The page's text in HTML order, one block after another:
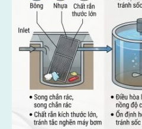
Gia
Cho
Chung
Cư,
Cao
Ốc,
Khách
Sạn”